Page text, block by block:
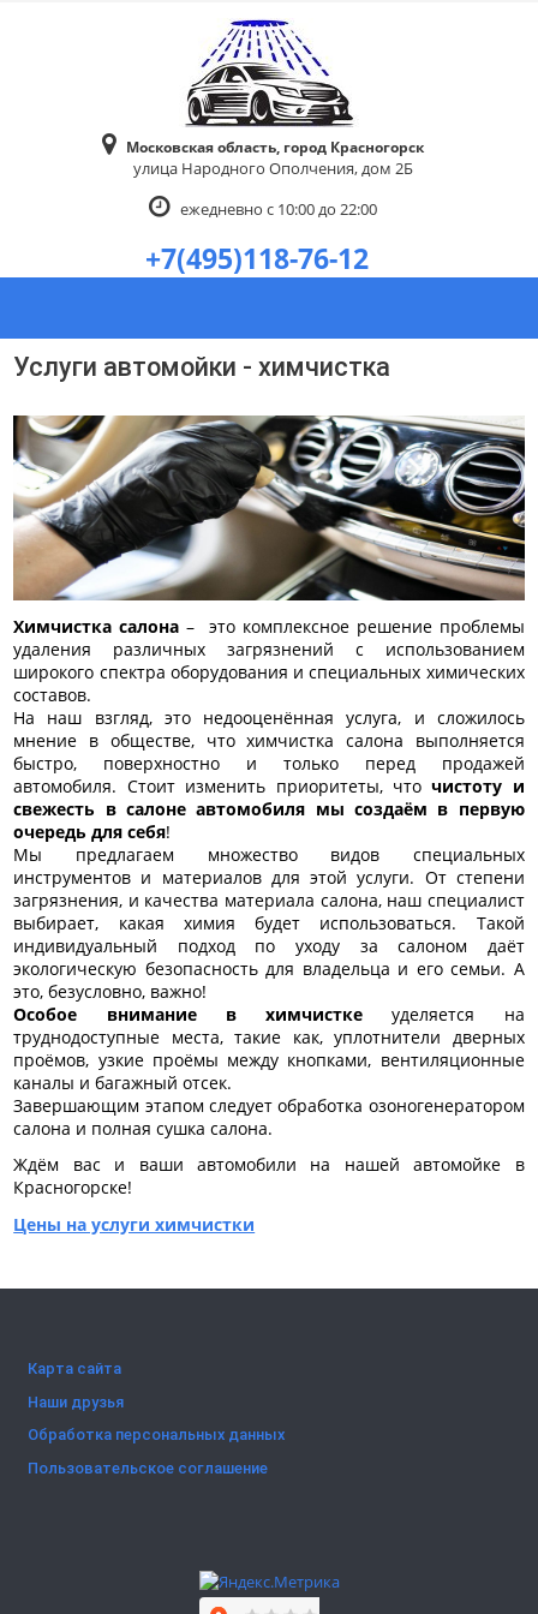
Московская область, город Красногорск
улица Народного Ополчения, дом 2Б
ежедневно с 10:00 до 22:00
+7(495)118-76-12
Услуги автомойки - химчистка
Химчистка салона – это комплексное решение проблемы
удаления различных загрязнений с использованием
широкого спектра оборудования и специальных химических
составов.
На наш взгляд, это недооценённая услуга, и сложилось
мнение в обществе, что химчистка салона выполняется
быстро, поверхностно и только перед продажей
автомобиля. Стоит изменить приоритеты, чточистоту и
свежесть в салоне автомобиля мы создаём в первую
очередь для себя!
Мы предлагаем множество видов специальных
инструментов и материалов для этой услуги. От степени
загрязнения, и качества материала салона, наш специалист
выбирает, какая химия будет использоваться. Такой
индивидуальный подход по уходу за салоном даёт
экологическую безопасность для владельца и его семьи. А
это, безусловно, важно!
Особое внимание в химчистке уделяется на
труднодоступные места, такие как, уплотнители дверных
проёмов, узкие проёмы между кнопками, вентиляционные
каналы и багажный отсек.
Завершающим этапом следует обработка озоногенератором
салона и полная сушка салона.
Ждём вас и ваши автомобили на нашей автомойке в
Красногорске!
Цены на услуги химчистки
Карта сайта
Наши друзья
Обработка персональных данных
Пользовательское соглашение